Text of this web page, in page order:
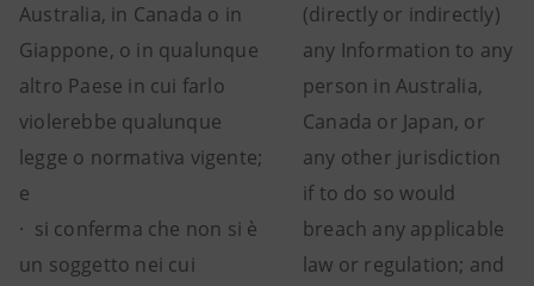
Australia, in Canada o in
Giappone, o in qualunque
altro Paese in cui farlo
violerebbe qualunque
legge o normativa vigente;
e
· si conferma che non si è
un soggetto nei cui
(directly or indirectly)
any Information to any
person in Australia,
Canada or Japan, or
any other jurisdiction
if to do so would
breach any applicable
law or regulation; and